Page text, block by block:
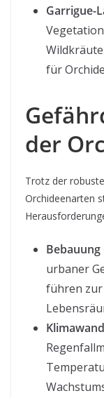
Garrigue-
für
der
Trotz der
Orchideenarten
urbaner
führen